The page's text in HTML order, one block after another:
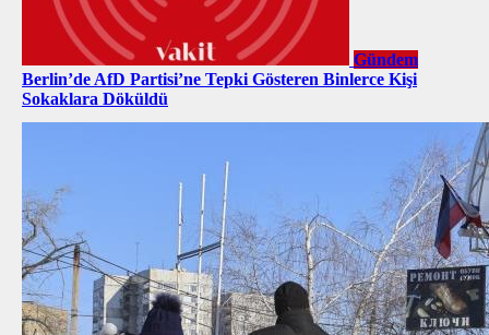
Gündem
Berlin’de AfD Partisi’ne Tepki Gösteren Binlerce Kişi
Sokaklara Döküldü